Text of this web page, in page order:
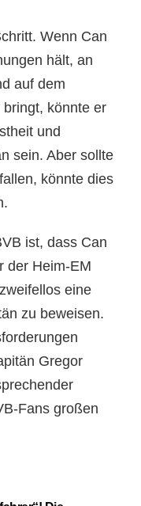
Wenn Can
hält, an
auf dem
könnte er
und
sein. Aber sollte
könnte dies
ist, dass Can
der Heim-EM
eine
zu beweisen.
Gregor
Fans großen